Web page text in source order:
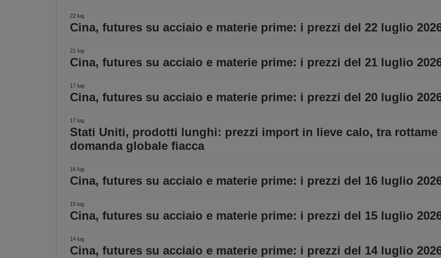
22 lug
Cina, futures su acciaio e materie prime: i prezzi del 22 luglio
21 lug
Cina, futures su acciaio e materie prime: i prezzi del 21 luglio
17 lug
Cina, futures su acciaio e materie prime: i prezzi del 20 luglio
17 lug
Stati Uniti, prodotti lunghi: prezzi import in lieve calo, tra rottame
domanda globale fiacca
16 lug
Cina, futures su acciaio e materie prime: i prezzi del 16 luglio
15 lug
Cina, futures su acciaio e materie prime: i prezzi del 15 luglio
14 lug
Cina, futures su acciaio e materie prime: i prezzi del 14 luglio